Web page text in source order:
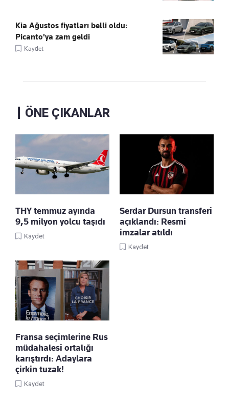
Kia Ağustos fiyatları belli oldu:
Picanto'ya zam geldi
Kaydet
ÖNE ÇIKANLAR
THY temmuz ayında
9,5 milyon yolcu taşıdı
Kaydet
Serdar Dursun transferi
açıklandı: Resmi
imzalar atıldı
Kaydet
Fransa seçimlerine Rus
müdahalesi ortalığı
karıştırdı: Adaylara
çirkin tuzak!
Kaydet